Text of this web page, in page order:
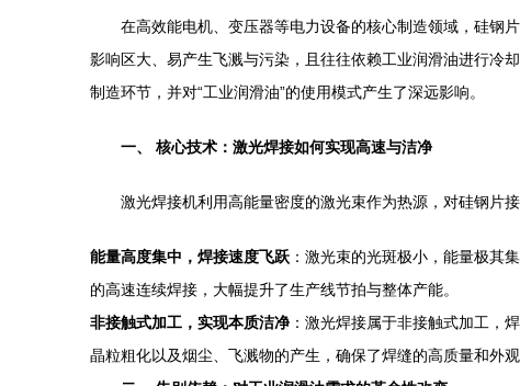
在高效能电机、变压器等电力设备的核心制造领域，硅钢
影响区大、易产生飞溅与污染，且往往依赖工业润滑油进行冷
制造环节，并对“工业润滑油”的使用模式产生了深远影响。
一、 核心技术：激光焊接如何实现高速与洁净
激光焊接机利用高能量密度的激光束作为热源，对硅钢片
能量高度集中，焊接速度飞跃 ：激光束的光斑极小，能量极其
的高速连续焊接，大幅提升了生产线节拍与整体产能。
非接触式加工，实现本质洁净 ：激光焊接属于非接触式加工，
晶粒粗化以及烟尘、飞溅物的产生，确保了焊缝的高质量和外